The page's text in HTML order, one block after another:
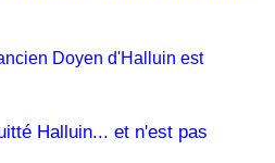
Doyen d'Halluin est
Halluin... et n'est pas